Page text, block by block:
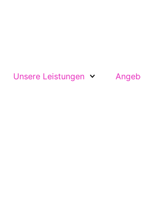
Unsere Leistungen